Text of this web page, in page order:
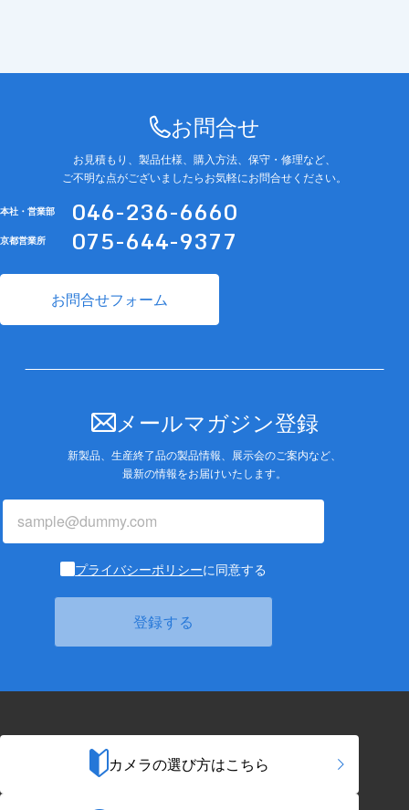
お問合せ
お見積もり、製品仕様、購入方法、保守・修理など、
ご不明な点がございましたらお気軽にお問合せください。
本社・営業部 046-236-6660
京都営業所 075-644-9377
お問合せフォーム
メールマガジン登録
新製品、生産終了品の製品情報、展示会のご案内など、
最新の情報をお届けいたします。
プライバシーポリシーに同意する
カメラの選び方はこちら